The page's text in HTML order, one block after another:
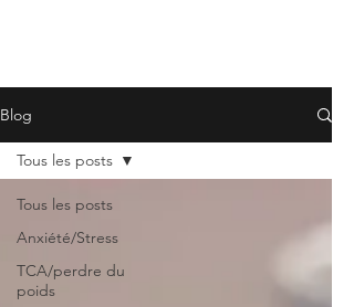
Blog
Tous les posts
Anxiété/Stress
TCA/perdre du
poids
Tous les posts